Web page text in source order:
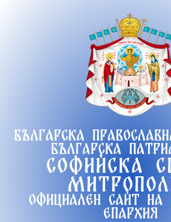
Българска
Българска
Софийска
Официален сайт на
епархия